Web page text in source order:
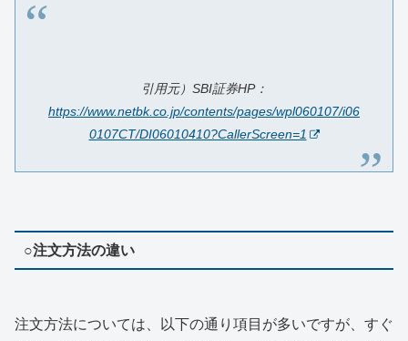
引用元）SBI証券HP：
https://www.netbk.co.jp/contents/pages/wpl060107/i06
0107CT/DI06010410?CallerScreen=1
○注文方法の違い
注文方法については、以下の通り項目が多いですが、すぐ